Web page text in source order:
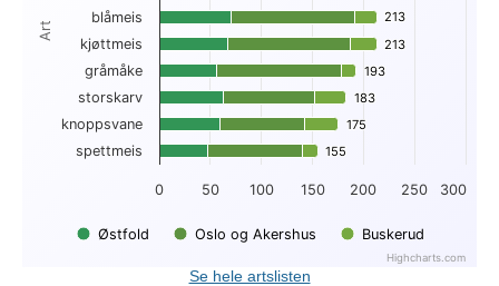
Art
213
213
213
213
193
193
183
183
175
175
155
155
Østfold Oslo og Akershus Buskerud
0 50 100 150 200 250 300
blåmeis
kjøttmeis
gråmåke
storskarv
knoppsvane
spettmeis
Highcharts.com
End of interactive chart.Se hele artslisten